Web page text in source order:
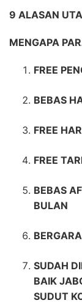
9 ALASAN
MENGAPA
FREE
BEBAS
FREE
FREE
BEBAS
BULAN
SUDAH
BAIK
SUDUT